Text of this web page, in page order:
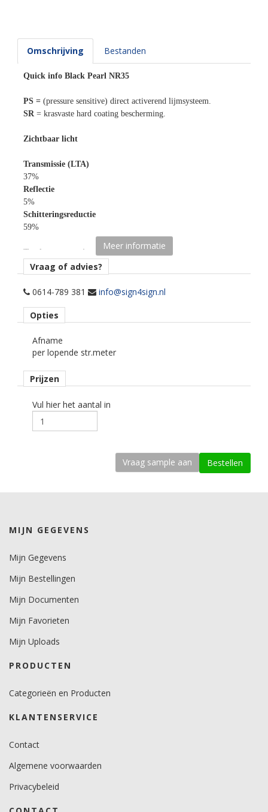
Omschrijving Bestanden
Quick info Black Pearl NR35
PS = (pressure sensitive) direct activerend lijmsysteem.
SR= krasvaste hard coating bescherming.
Zichtbaar licht
Transmissie (LTA)
37%
Reflectie
5%
Schitteringsreductie
59%
Totale zon energie
Transmissie
58%
6%
37%
Schaduw coëfficiënt
Zonne warmte toetreding (ZTA)
U factor
UV licht reductie
Totale zonne energie reductie
Meer informatie
Vraag of advies?
0614-789 381 info@sign4sign.nl
Opties
Afname
per lopende str.meter
Prijzen
Vul hier het aantal in
MIJN GEGEVENS
Mijn Gegevens
Mijn Bestellingen
Mijn Documenten
Mijn Favorieten
Mijn Uploads
PRODUCTEN
Categorieën en Producten
KLANTENSERVICE
Contact
Algemene voorwaarden
Privacybeleid